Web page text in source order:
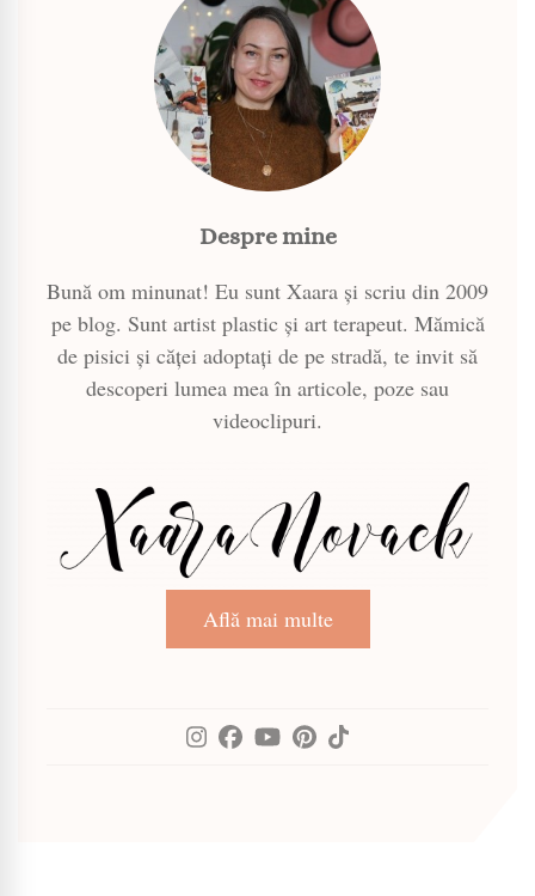
Despre mine
Bună om minunat! Eu sunt Xaara și scriu din 2009
pe blog. Sunt artist plastic și art terapeut. Mămică
de pisici și căței adoptați de pe stradă, te invit să
descoperi lumea mea în articole, poze sau
videoclipuri.
Află mai multe